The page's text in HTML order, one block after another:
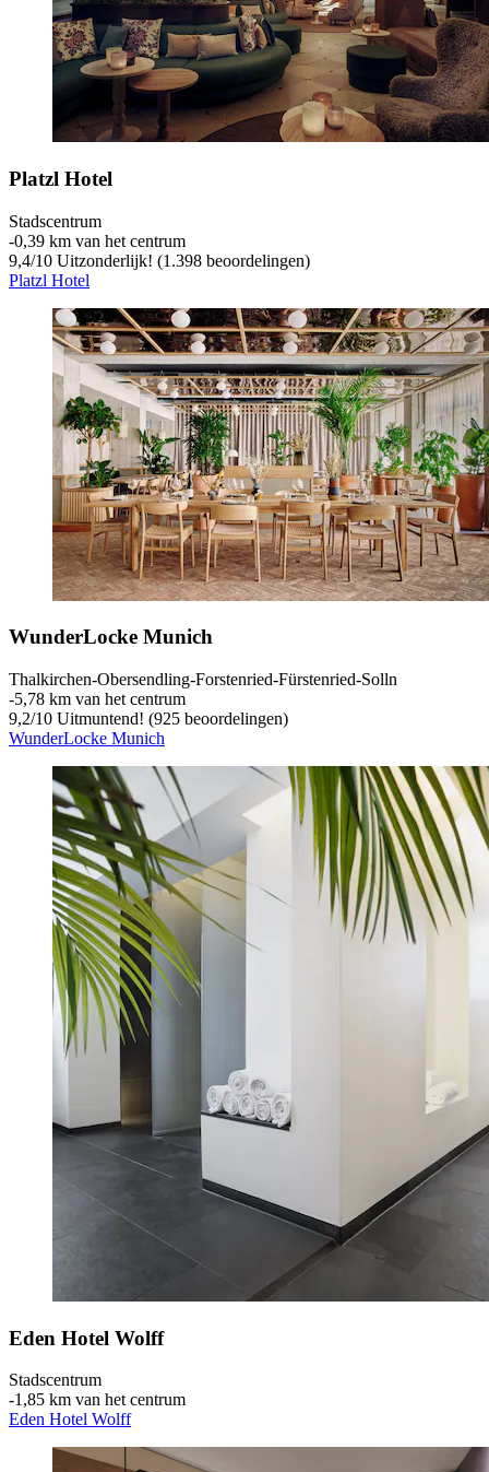
Platzl Hotel
Stadscentrum
‐0,39 km van het centrum
9,4/10 Uitzonderlijk! (1.398 beoordelingen)
Platzl Hotel
WunderLocke Munich
Thalkirchen-Obersendling-Forstenried-Fürstenried-Solln
‐5,78 km van het centrum
9,2/10 Uitmuntend! (925 beoordelingen)
WunderLocke Munich
Eden Hotel Wolff
Stadscentrum
‐1,85 km van het centrum
Eden Hotel Wolff